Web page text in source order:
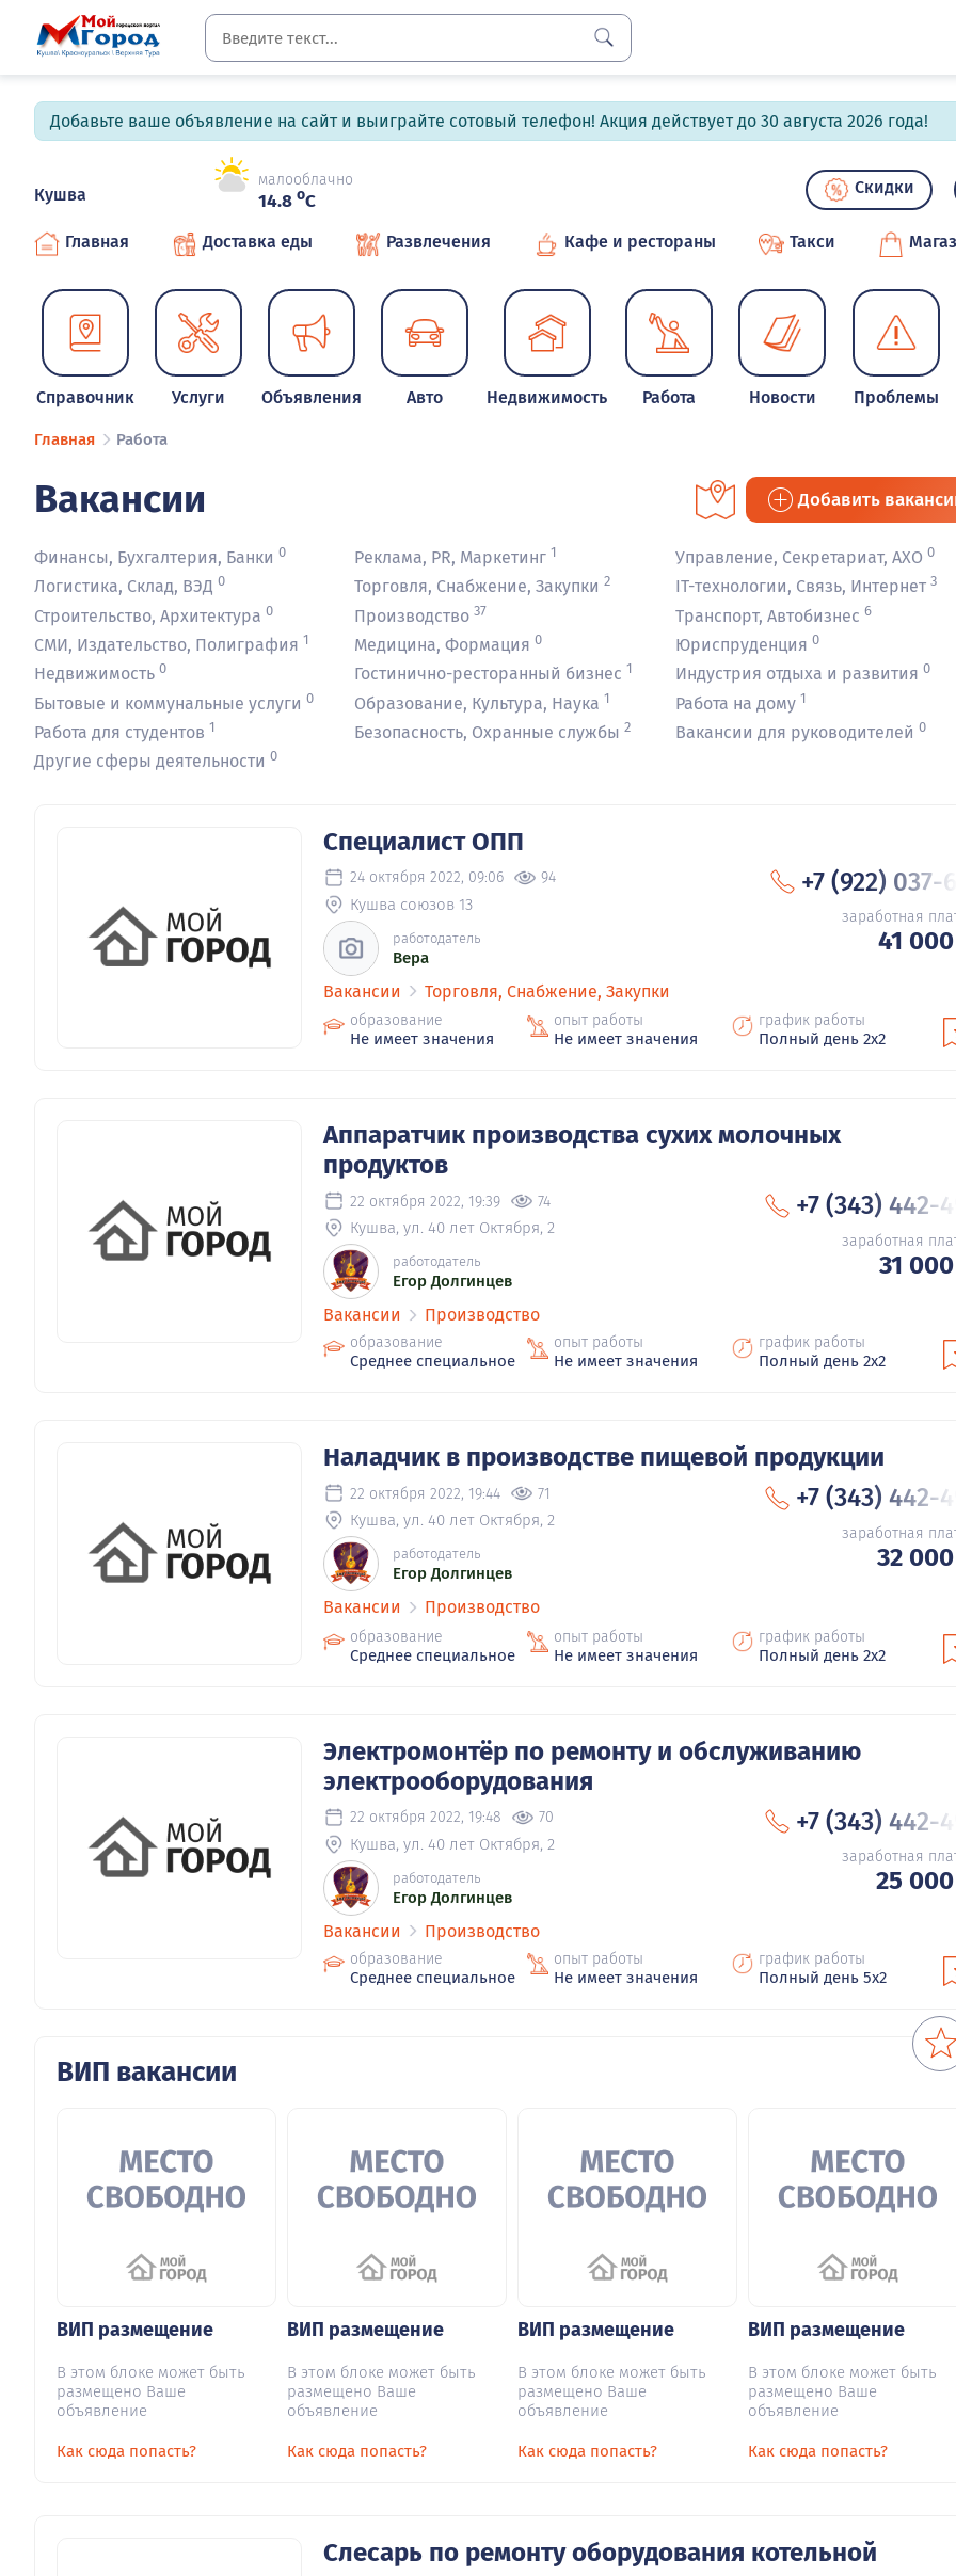
Добавьте ваше объявление на сайт и выиграйте сотовый телефон! Акция действует до 30 августа 2026 года!
Кушва
малооблачно
14.8 oC
Скидки
Главная Доставка еды Развлечения Кафе и рестораны Такси
Справочник Услуги Объявления Авто Недвижимость Работа Новости Проблемы
Главная Работа
Вакансии Добавить
Финансы, Бухгалтерия, Банки 0 Реклама, PR, Маркетинг 1 Управление, Секретариат, АХО 0
Логистика, Склад, ВЭД 0 Торговля, Снабжение, Закупки 2 IT-технологии, Связь, Интернет 3
Строительство, Архитектура 0 Производство 37 Транспорт, Автобизнес 6
СМИ, Издательство, Полиграфия 1 Медицина, Формация 0 Юриспруденция 0
Недвижимость 0 Гостинично-ресторанный бизнес 1 Индустрия отдыха и развития 0
Бытовые и коммунальные услуги 0 Образование, Культура, Наука 1 Работа на дому 1
Работа для студентов 1 Безопасность, Охранные службы 2 Вакансии для руководителей 0
Другие сферы деятельности 0
Специалист ОПП
24 октября 2022, 09:06 94
Кушва союзов 13
работодатель
Вера
Вакансии Торговля, Снабжение, Закупки
+7 (922) 037-67
заработная
41 000
образование
Не имеет значения
опыт работы
Не имеет значения
график работы
Полный день 2х2
Аппаратчик производства сухих молочных
продуктов
22 октября 2022, 19:39 74
Кушва, ул. 40 лет Октября, 2
работодатель
Егор Долгинцев
Вакансии Производство
+7 (343) 442-49
заработная
31 000
образование
Среднее специальное
опыт работы
Не имеет значения
график работы
Полный день 2х2
Наладчик в производстве пищевой продукции
22 октября 2022, 19:44 71
Кушва, ул. 40 лет Октября, 2
работодатель
Егор Долгинцев
Вакансии Производство
+7 (343) 442-49
заработная
32 000
образование
Среднее специальное
опыт работы
Не имеет значения
график работы
Полный день 2х2
Электромонтёр по ремонту и обслуживанию
электрооборудования
22 октября 2022, 19:48 70
Кушва, ул. 40 лет Октября, 2
работодатель
Егор Долгинцев
Вакансии Производство
+7 (343) 442-49
заработная
25 000
образование
Среднее специальное
опыт работы
Не имеет значения
график работы
Полный день 5х2
ВИП вакансии
ВИП размещение
В этом блоке может быть
размещено Ваше
объявление
Как сюда попасть?
ВИП размещение
В этом блоке может быть
размещено Ваше
объявление
Как сюда попасть?
ВИП размещение
В этом блоке может быть
размещено Ваше
объявление
Как сюда попасть?
ВИП размещение
В этом блоке может быть
размещено Ваше
объявление
Как сюда попасть?
Слесарь по ремонту оборудования котельной